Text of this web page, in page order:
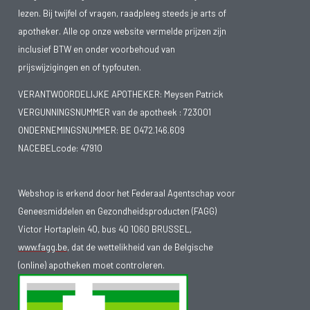
Deze vorm van jeugdreuma is moeilijk te behandelen omdat
de medicatie vaak niet goed wordt verdragen en omdat de
ontstekingen erg hardnekkig kunnen zijn. Wanneer medicatie
onvoldoende werkt, is er kans op gewrichtsbeschadiging en
klachten aan de organen.
Symptomen
Algemene symptomen van jeugdreuma zijn:
Ontstoken gewrichten
Ontstoken gewrichten zijn warm, gezwollen en voelen stijf
aan. De stijfheid is erger ‘s morgens vlak na het opstaan en
na lang stilzitten.
lezen. Bij twijfel of vragen, raadpleeg steeds je arts of
apotheker. Alle op onze website vermelde prijzen zijn
inclusief BTW en onder voorbehoud van
prijswijzigingen en of typfouten.
VERANTWOORDELIJKE APOTHEKER: Meysen Patrick
VERGUNNINGSNUMMER van de apotheek : 723001
ONDERNEMINGSNUMMER: BE 0472.146.609
NACEBELcode: 47910
Webshop is erkend door het Federaal Agentschap voor
Geneesmiddelen en Gezondheidsproducten (FAGG)
Victor Hortaplein 40, bus 40 1060 BRUSSEL,
www.fagg.be, dat de wettelikheid van de Belgische
(online) apotheken moet controleren.